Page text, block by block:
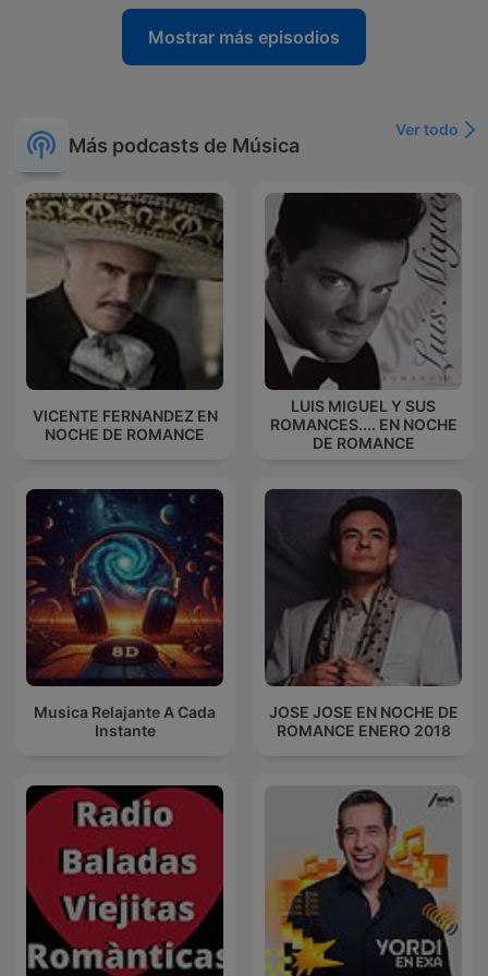
Mostrar más episodios
Más podcasts de Música
Ver todo
VICENTE FERNANDEZ EN
NOCHE DE ROMANCE
LUIS MIGUEL Y SUS
ROMANCES.... EN NOCHE
DE ROMANCE
Musica Relajante A Cada
Instante
JOSE JOSE EN NOCHE DE
ROMANCE ENERO 2018